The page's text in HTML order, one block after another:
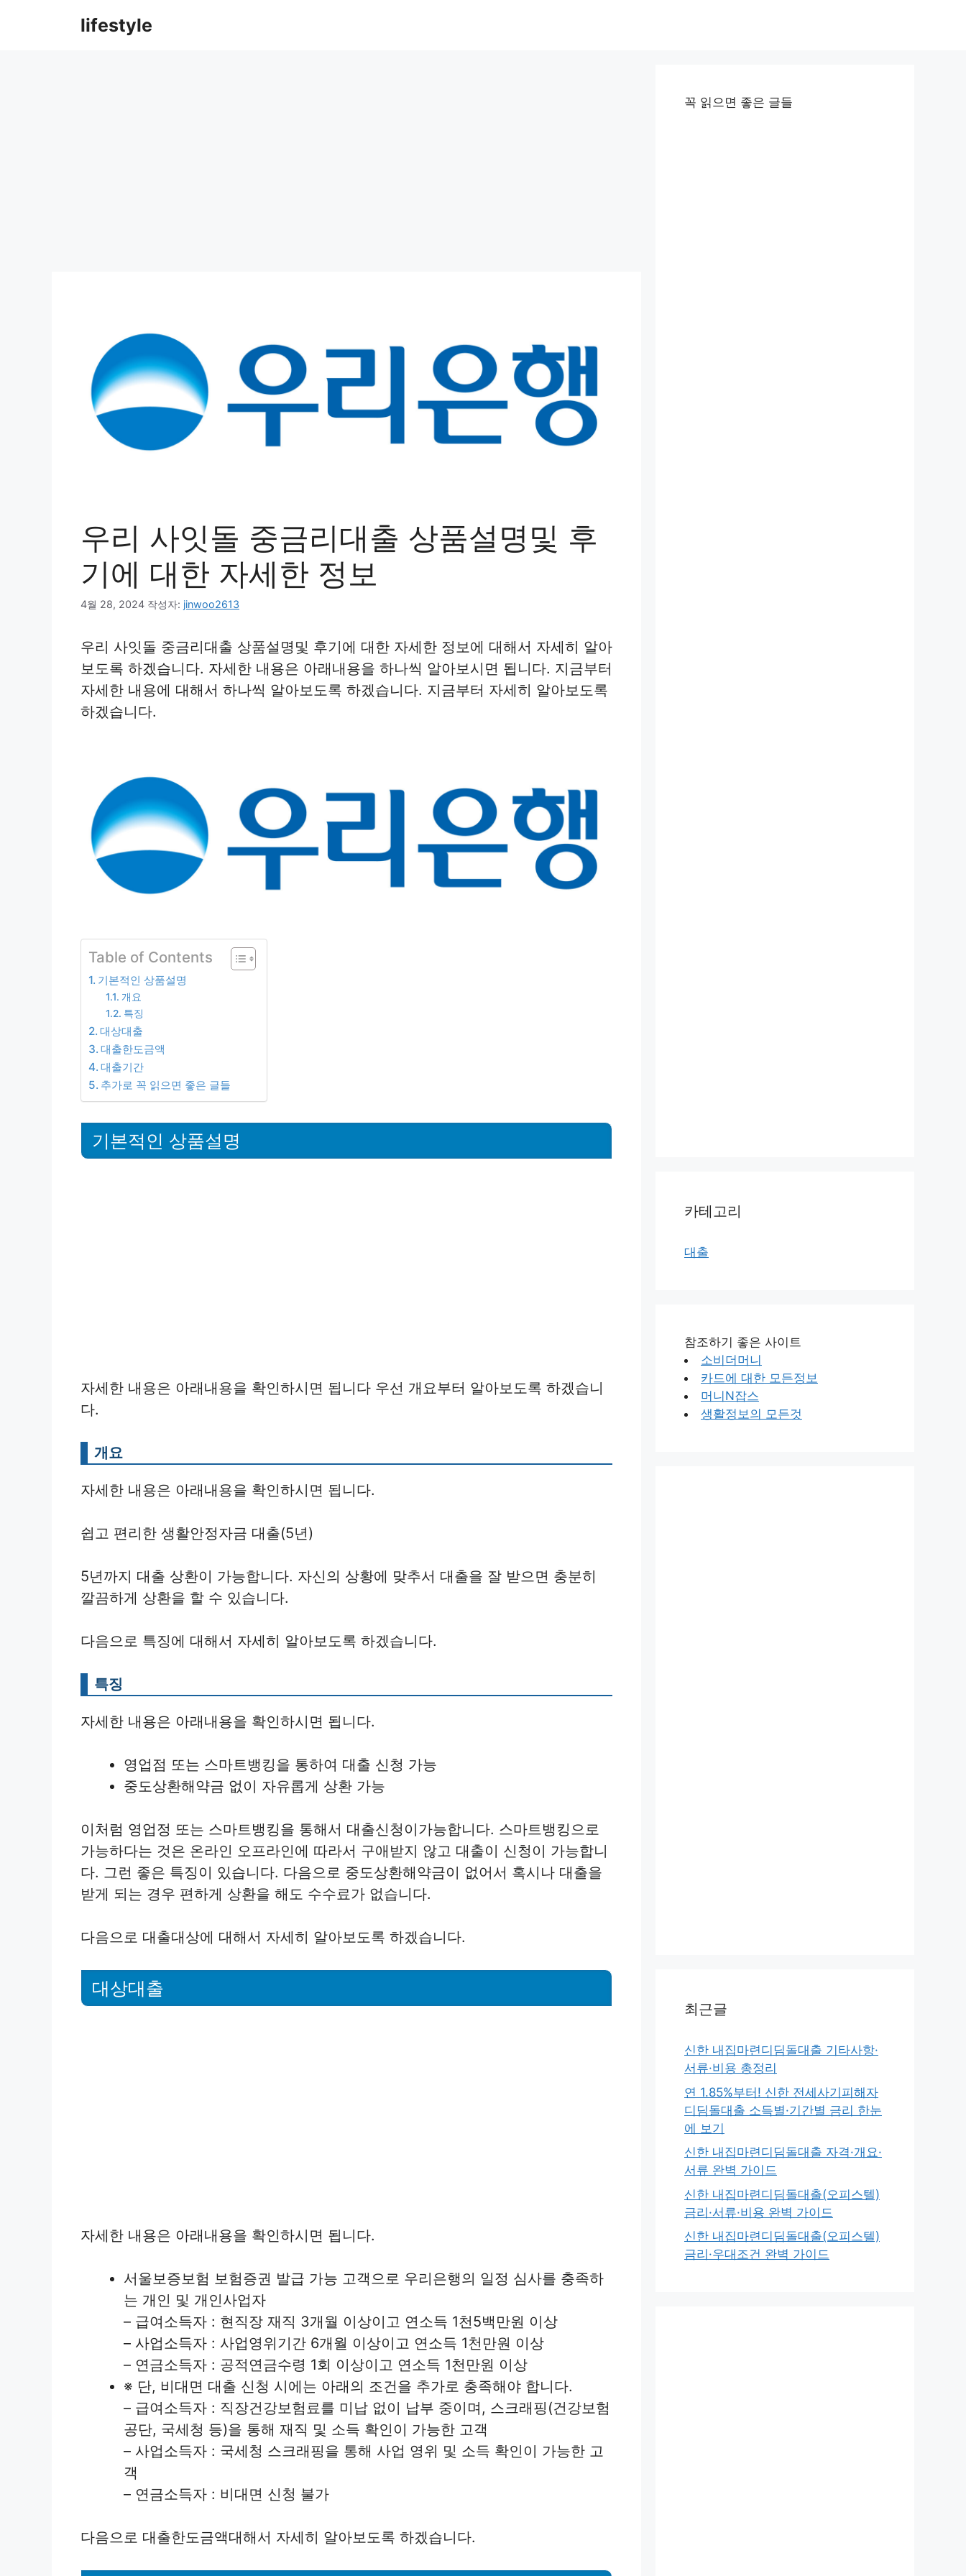
lifestyle
우리 사잇돌 중금리대출 상품설명및 후
기에 대한 자세한 정보
4월 28, 2024 작성자: jinwoo2613
우리 사잇돌 중금리대출 상품설명및 후기에 대한 자세한 정보에 대해서 자세히 알아
보도록 하겠습니다. 자세한 내용은 아래내용을 하나씩 알아보시면 됩니다. 지금부터
자세한 내용에 대해서 하나씩 알아보도록 하겠습니다. 지금부터 자세히 알아보도록
하겠습니다.
Table of Contents
기본적인 상품설명
개요
특징
대상대출
대출한도금액
대출기간
추가로 꼭 읽으면 좋은 글들
기본적인 상품설명
자세한 내용은 아래내용을 확인하시면 됩니다 우선 개요부터 알아보도록 하겠습니
다.
개요
자세한 내용은 아래내용을 확인하시면 됩니다.
쉽고 편리한 생활안정자금 대출(5년)
5년까지 대출 상환이 가능합니다. 자신의 상황에 맞추서 대출을 잘 받으면 충분히
깔끔하게 상환을 할 수 있습니다.
다음으로 특징에 대해서 자세히 알아보도록 하겠습니다.
특징
자세한 내용은 아래내용을 확인하시면 됩니다.
영업점 또는 스마트뱅킹을 통하여 대출 신청 가능
중도상환해약금 없이 자유롭게 상환 가능
이처럼 영업정 또는 스마트뱅킹을 통해서 대출신청이가능합니다. 스마트뱅킹으로
가능하다는 것은 온라인 오프라인에 따라서 구애받지 않고 대출이 신청이 가능합니
다. 그런 좋은 특징이 있습니다. 다음으로 중도상환해약금이 없어서 혹시나 대출을
받게 되는 경우 편하게 상환을 해도 수수료가 없습니다.
다음으로 대출대상에 대해서 자세히 알아보도록 하겠습니다.
대상대출
자세한 내용은 아래내용을 확인하시면 됩니다.
서울보증보험 보험증권 발급 가능 고객으로 우리은행의 일정 심사를 충족하
는 개인 및 개인사업자
– 급여소득자 : 현직장 재직 3개월 이상이고 연소득 1천5백만원 이상
– 사업소득자 : 사업영위기간 6개월 이상이고 연소득 1천만원 이상
– 연금소득자 : 공적연금수령 1회 이상이고 연소득 1천만원 이상
※ 단, 비대면 대출 신청 시에는 아래의 조건을 추가로 충족해야 합니다.
– 급여소득자 : 직장건강보험료를 미납 없이 납부 중이며, 스크래핑(건강보험
공단, 국세청 등)을 통해 재직 및 소득 확인이 가능한 고객
– 사업소득자 : 국세청 스크래핑을 통해 사업 영위 및 소득 확인이 가능한 고
객
– 연금소득자 : 비대면 신청 불가
다음으로 대출한도금액대해서 자세히 알아보도록 하겠습니다.
꼭 읽으면 좋은 글들
카테고리
대출
참조하기 좋은 사이트
소비더머니
카드에 대한 모든정보
머니N잡스
생활정보의 모든것
최근글
신한 내집마련디딤돌대출 기타사항·
서류·비용 총정리
연 1.85%부터! 신한 전세사기피해자
디딤돌대출 소득별·기간별 금리 한눈
에 보기
신한 내집마련디딤돌대출 자격·개요·
서류 완벽 가이드
신한 내집마련디딤돌대출(오피스텔)
금리·서류·비용 완벽 가이드
신한 내집마련디딤돌대출(오피스텔)
금리·우대조건 완벽 가이드